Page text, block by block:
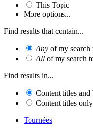
This Topic
More options...
Find results that contain...
Any of my search
All of my search
Find results in...
Content titles and
Content titles only
Tournées